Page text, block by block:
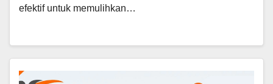
efektif untuk memulihkan…